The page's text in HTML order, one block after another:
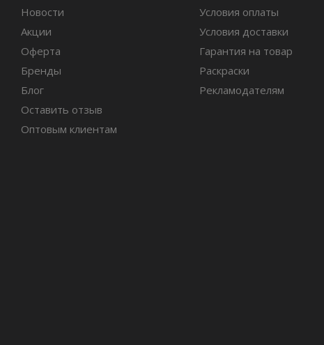
Новости
Акции
Оферта
Бренды
Блог
Оставить отзыв
Оптовым клиентам
Условия оплаты
Условия доставки
Гарантия на товар
Раскраски
Рекламодателям